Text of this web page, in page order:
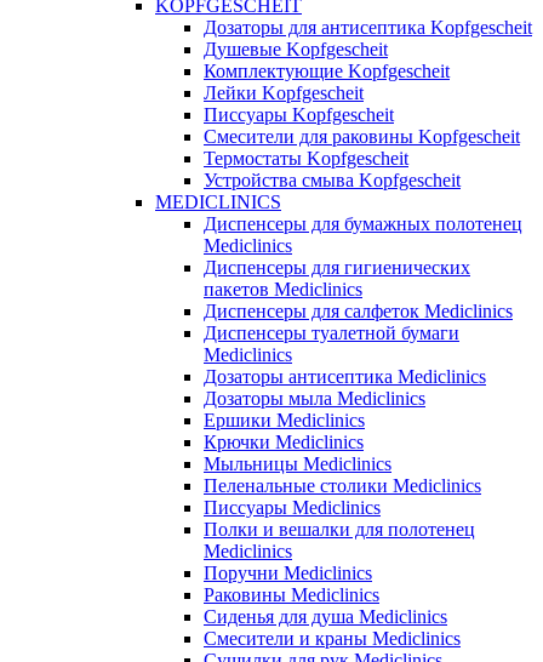
KOPFGESCHEIT
Дозаторы для антисептика Kopfgescheit
Душевые Kopfgescheit
Комплектующие Kopfgescheit
Лейки Kopfgescheit
Писсуары Kopfgescheit
Смесители для раковины Kopfgescheit
Термостаты Kopfgescheit
Устройства смыва Kopfgescheit
MEDICLINICS
Диспенсеры для бумажных полотенец
Mediclinics
Диспенсеры для гигиенических
пакетов Mediclinics
Диспенсеры для салфеток Mediclinics
Диспенсеры туалетной бумаги
Mediclinics
Дозаторы антисептика Mediclinics
Дозаторы мыла Mediclinics
Ершики Mediclinics
Крючки Mediclinics
Мыльницы Mediclinics
Пеленальные столики Mediclinics
Писсуары Mediclinics
Полки и вешалки для полотенец
Mediclinics
Поручни Mediclinics
Раковины Mediclinics
Сиденья для душа Mediclinics
Смесители и краны Mediclinics